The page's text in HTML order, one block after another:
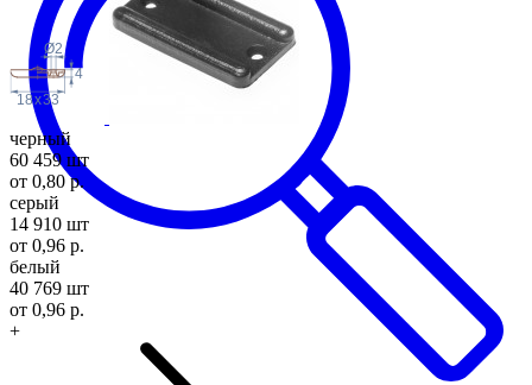
4
Ø2
18 33
x
черный
60 459 шт
от 0,80 р.
серый
14 910 шт
от 0,96 р.
белый
40 769 шт
от 0,96 р.
+